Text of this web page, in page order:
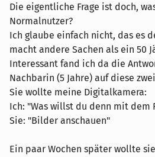
Die eigentliche Frage ist doch,
Normalnutzer?
Ich glaube einfach nicht, das es
macht andere Sachen als ein 50
Interessant fand ich da die
Nachbarin (5 Jahre) auf diese
Sie wollte meine Digitalkamera:
Ich: "Was willst du denn mit dem
Sie: "Bilder anschauen"
Ein paar Wochen später wollte